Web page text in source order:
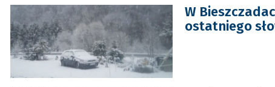
W
ostatniego